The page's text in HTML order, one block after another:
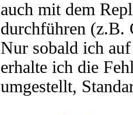
auch mit dem
durchführen (z.B.
Nur sobald ich
erhalte ich die
umgestellt,